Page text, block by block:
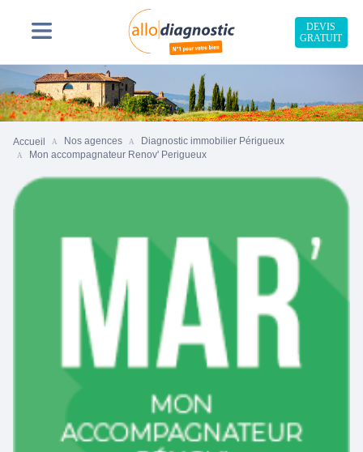
DEVIS
GRATUIT
Accueil Nos agences
Diagnostic immobilier Périgueux
Mon accompagnateur Renov' Perigueux